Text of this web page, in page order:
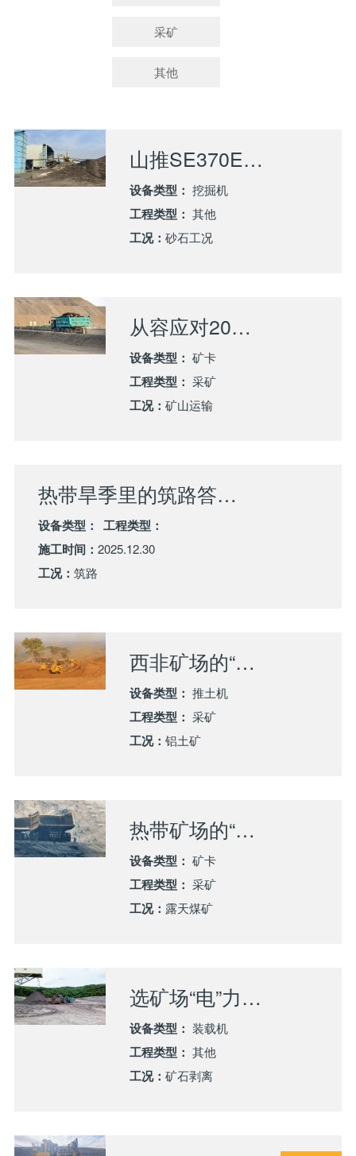
采矿
其他
山推SE370EV挖掘机：深耕海砂淡化项目，以硬核实力赋能绿色施工
设备类型： 挖掘机
工程类型： 其他
工况：砂石工况
从容应对20℃温差！ 山推纯电矿卡以绿色实力征服西北矿区
设备类型： 矿卡
工程类型： 采矿
工况：矿山运输
热带旱季里的筑路答卷：山推装备焕新西非城市主干道
设备类型： 工程类型：
施工时间： 2025.12.30
工况： 筑路
西非矿场的“铁力先锋”：山推SD32W的铝土矿剥离攻坚记
设备类型： 推土机
工程类型： 采矿
工况：铝土矿
热带矿场的“重载轻骑”：山推SK135-G宽体矿卡在东南亚大型煤矿交出卓越答卷
设备类型： 矿卡
工程类型： 采矿
工况： 露天煤矿
选矿场“电”力先锋：山推LE70-X5的节能传奇
设备类型： 装载机
工程类型： 其他
工况：矿石剥离